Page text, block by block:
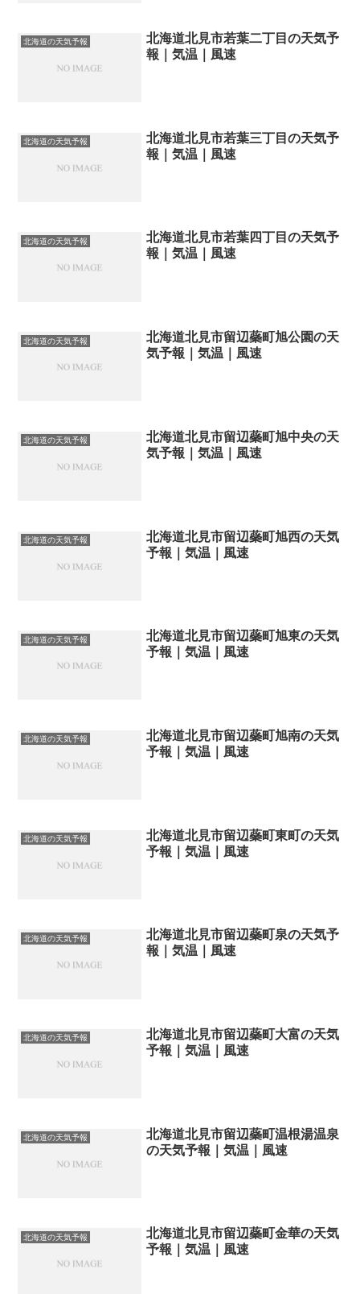
北海道の天気予報
北海道北見市若葉二丁目の天気予
報｜気温｜風速
北海道の天気予報
北海道北見市若葉三丁目の天気予
報｜気温｜風速
北海道の天気予報
北海道北見市若葉四丁目の天気予
報｜気温｜風速
北海道の天気予報
北海道北見市留辺蘂町旭公園の天
気予報｜気温｜風速
北海道の天気予報
北海道北見市留辺蘂町旭中央の天
気予報｜気温｜風速
北海道の天気予報
北海道北見市留辺蘂町旭西の天気
予報｜気温｜風速
北海道の天気予報
北海道北見市留辺蘂町旭東の天気
予報｜気温｜風速
北海道の天気予報
北海道北見市留辺蘂町旭南の天気
予報｜気温｜風速
北海道の天気予報
北海道北見市留辺蘂町東町の天気
予報｜気温｜風速
北海道の天気予報
北海道北見市留辺蘂町泉の天気予
報｜気温｜風速
北海道の天気予報
北海道北見市留辺蘂町大富の天気
予報｜気温｜風速
北海道の天気予報
北海道北見市留辺蘂町温根湯温泉
の天気予報｜気温｜風速
北海道の天気予報
北海道北見市留辺蘂町金華の天気
予報｜気温｜風速